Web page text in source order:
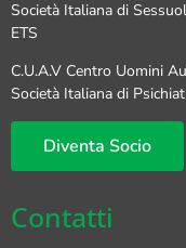
Società Italiana di
ETS
C.U.A.V Centro Uomini
Società Italiana di
Diventa Socio
Contatti